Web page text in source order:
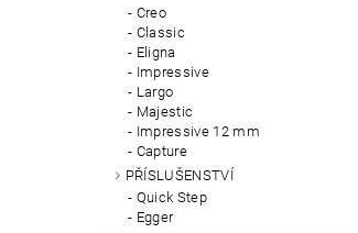
Creo
Classic
Eligna
Impressive
Largo
Majestic
Impressive 12 mm
Capture
PŘÍSLUŠENSTVÍ
Quick Step
Egger